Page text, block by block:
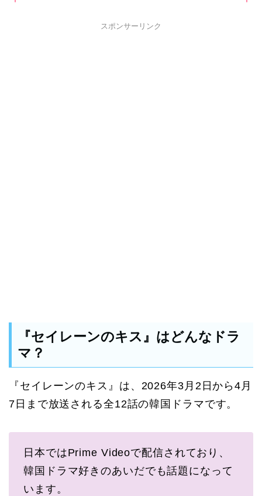
スポンサーリンク
『セイレーンのキス』はどんなドラ
マ？
『セイレーンのキス』は、2026年3月2日から4月
7日まで放送される全12話の韓国ドラマです。
日本ではPrime Videoで配信されており、
韓国ドラマ好きのあいだでも話題になって
います。